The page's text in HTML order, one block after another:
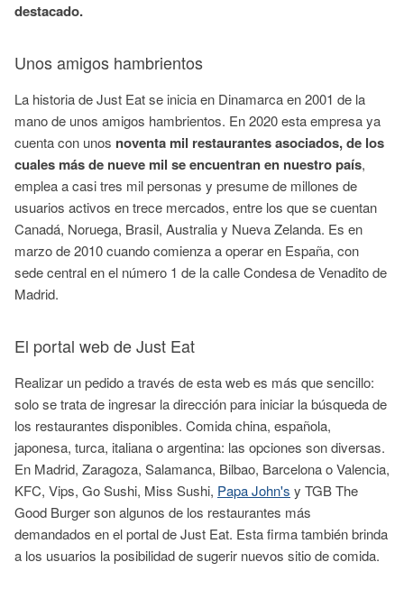
destacado.
Unos amigos hambrientos
La historia de Just Eat se inicia en Dinamarca en 2001 de la
mano de unos amigos hambrientos. En 2020 esta empresa ya
cuenta con unos noventa mil restaurantes asociados, de los
cuales más de nueve mil se encuentran en nuestro país,
emplea a casi tres mil personas y presume de millones de
usuarios activos en trece mercados, entre los que se cuentan
Canadá, Noruega, Brasil, Australia y Nueva Zelanda. Es en
marzo de 2010 cuando comienza a operar en España, con
sede central en el número 1 de la calle Condesa de Venadito de
Madrid.
El portal web de Just Eat
Realizar un pedido a través de esta web es más que sencillo:
solo se trata de ingresar la dirección para iniciar la búsqueda de
los restaurantes disponibles. Comida china, española,
japonesa, turca, italiana o argentina: las opciones son diversas.
En Madrid, Zaragoza, Salamanca, Bilbao, Barcelona o Valencia,
KFC, Vips, Go Sushi, Miss Sushi, Papa John's y TGB The
Good Burger son algunos de los restaurantes más
demandados en el portal de Just Eat. Esta firma también brinda
a los usuarios la posibilidad de sugerir nuevos sitio de comida.